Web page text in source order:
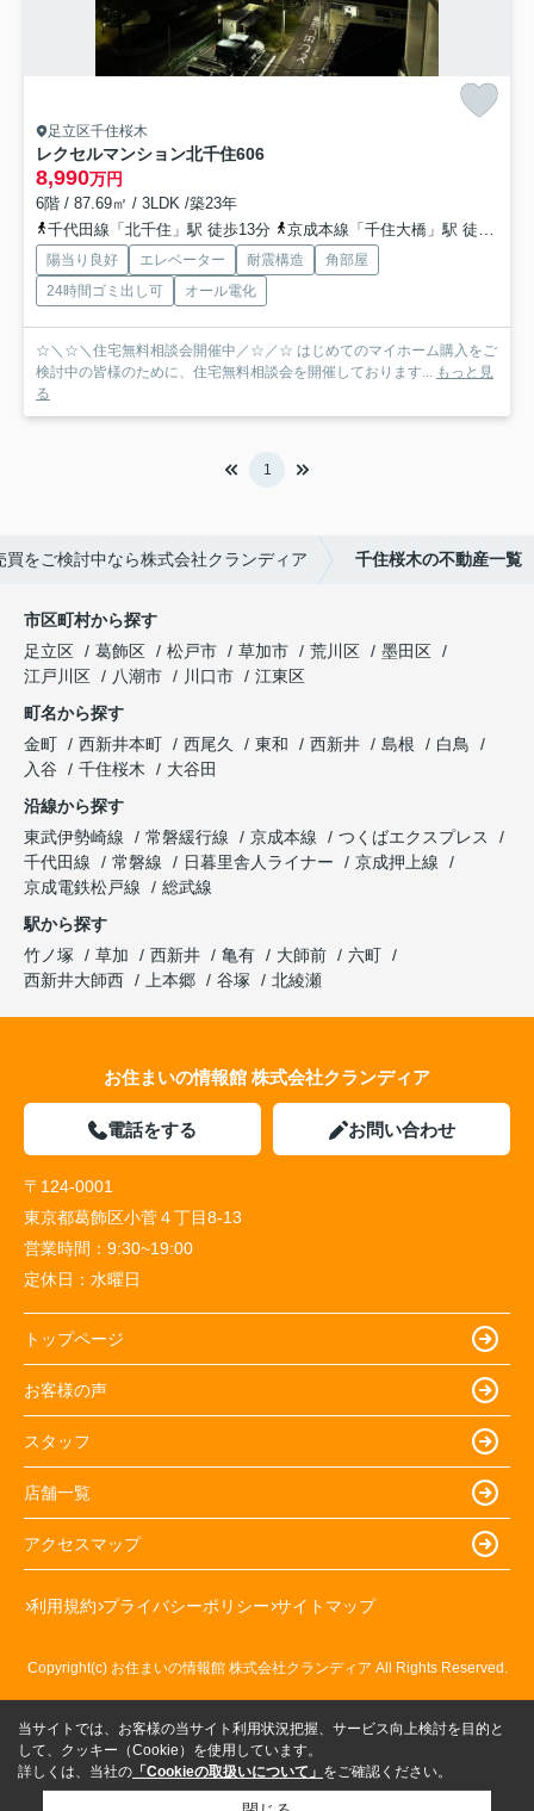
足立区千住桜木
レクセルマンション北千住606
8,990万円
6階 / 87.69㎡ / 3LDK /築23年
千代田線「北千住」駅 徒歩13分
京成本線「千住大橋」駅 徒歩15分
陽当り良好 エレベーター 耐震構造
角部屋
24時間ゴミ出し可
オール電化
☆＼☆＼住宅無料相談会開催中／☆／☆ はじめてのマイホーム購入をご
検討中の皆様のために、住宅無料相談会を開催しております... もっと見
る
1
買をご検討中なら株式会社クランディア 千住桜木の不動産一覧
市区町村から探す
足立区
葛飾区 松戸市 草加市 荒川区
墨田区
江戸川区
八潮市 川口市
江東区
町名から探す
金町
西新井本町 西尾久 東和 西新井 島根
白鳥
入谷
千住桜木
大谷田
沿線から探す
東武伊勢崎線
常磐緩行線 京成本線
つくばエクスプレス
千代田線
常磐線 日暮里舎人ライナー
京成押上線
京成電鉄松戸線
総武線
駅から探す
竹ノ塚
草加 西新井 亀有 大師前
六町
西新井大師西
上本郷 谷塚 北綾瀬
お住まいの情報館 株式会社クランディア
電話をする お問い合わせ
〒124-0001
東京都葛飾区小菅４丁目8-13
営業時間： 9:30~19:00
定休日： 水曜日
トップページ
お客様の声
スタッフ
店舗一覧
アクセスマップ
利用規約 プライバシーポリシー サイトマップ
Copyright(c) お住まいの情報館 株式会社クランディア All Rights Reserved.
当サイトでは、お客様の当サイト利用状況把握、サービス向上検討を目的と
して、クッキー（Cookie）を使用しています。
詳しくは、当社の 「Cookieの取扱いについて」 をご確認ください。